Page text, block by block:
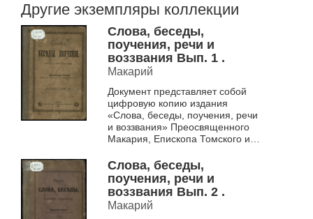
Другие экземпляры коллекции
Слова, беседы,
поучения, речи и
воззвания Вып. 1 .
Макарий
Документ представляет собой
цифровую копию издания
«Слова, беседы, поучения, речи
и воззвания» Преосвященного
Макария, Епископа Томского и
отпечатан в 1895 г. в типо-
литогра...
Слова, беседы,
поучения, речи и
воззвания Вып. 2 .
Макарий